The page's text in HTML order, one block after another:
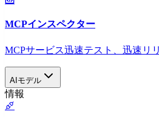
MCPインスペクター
MCPサービス迅速テスト、迅速リ
AIモデル
情報